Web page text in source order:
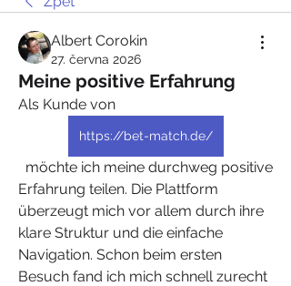
Albert Corokin
27. června 2026
Meine positive Erfahrung
Als Kunde von
https://bet-match.de/
Erfahrung teilen. Die Plattform
überzeugt mich vor allem durch ihre
klare Struktur und die einfache
Navigation. Schon beim ersten
Besuch fand ich mich schnell zurecht